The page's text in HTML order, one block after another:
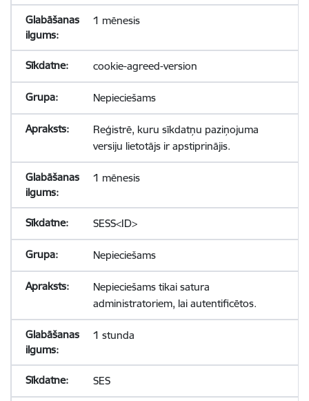
1 mēnesis
cookie-agreed-version
Nepieciešams
Reģistrē, kuru sīkdatņu paziņojuma
versiju lietotājs ir apstiprinājis.
1 mēnesis
SESS<ID>
Nepieciešams
Nepieciešams tikai satura
administratoriem, lai autentificētos.
1 stunda
SES